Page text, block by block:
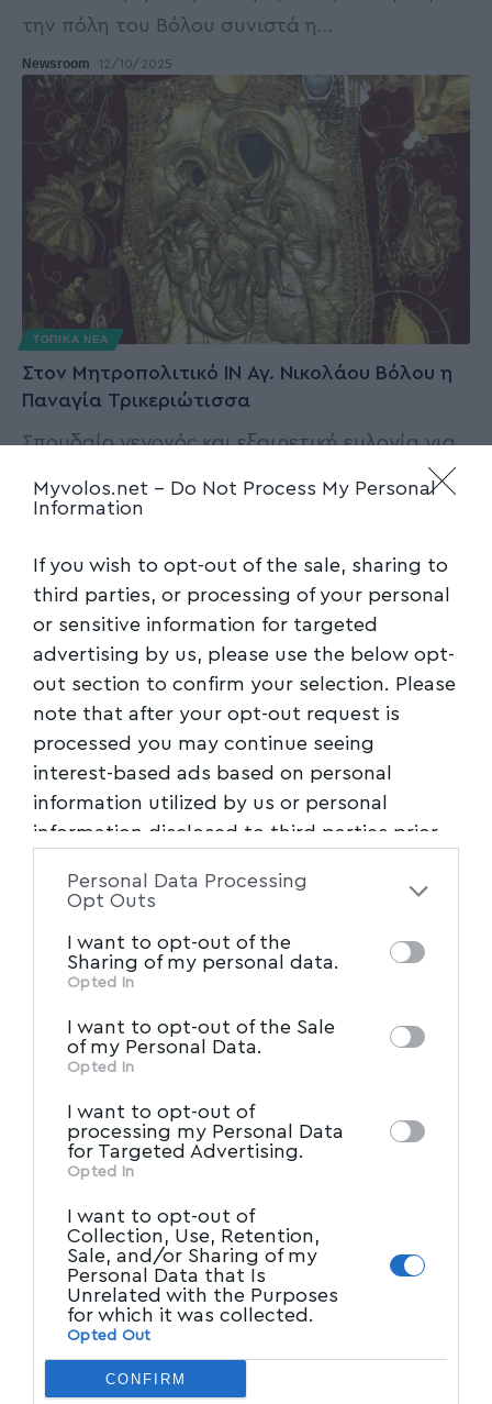
Myvolos.net - Do Not Process My Personal
Information
If you wish to opt-out of the sale, sharing to
third parties, or processing of your personal
or sensitive information for targeted
advertising by us, please use the below opt-
out section to confirm your selection. Please
note that after your opt-out request is
processed you may continue seeing
interest-based ads based on personal
information utilized by us or personal
information disclosed to third parties prior
of the further disclosure of your personal
of downstream participants. This
information may also be disclosed by us to
Participantsthat may further disclose it to
other third parties.
Personal Data Processing
Opt Outs
I want to opt-out of the
Sharing of my personal data.
Opted In
I want to opt-out of the Sale
of my Personal Data.
Opted In
I want to opt-out of
processing my Personal Data
for Targeted Advertising.
Opted In
I want to opt-out of
Collection, Use, Retention,
Sale, and/or Sharing of my
Personal Data that Is
Unrelated with the Purposes
for which it was collected.
Opted Out
CONFIRM
την πόλη του Βόλου συνιστά η…
Newsroom 12/10/2025
ΤΟΠΙΚΑ ΝΕΑ
Στον Μητροπολιτικό ΙΝ Αγ. Νικολάου Βόλου η
Παναγία Τρικεριώτισσα
Σπουδαίο γεγονός και εξαιρετική ευλογία για
Newsroom 08/10/2025
MYVOLOS.NET | ΤΑΥΤΟΤΗΤΑ
ΔΗΛΩΣΗ ΣΥΜΜΟΡΦΩΣΗΣ ΜΕ ΤΗ
ΣΥΣΤΑΣΗ (ΕΕ) 2018/334
ΕΙΔΗΣΕΙΣ
ΠΡΩΤΗ ΣΕΛΙΔΑ
ΤΟΠΙΚΑ ΝΕΑ
ΚΟΙΝΩΝΙΑ
ΠΟΛΙΤΙΚΗ
ΤΑΔΕ ΕΦΗ
ΠΟΛΙΤΙΣΜΟΣ
ΥΓΕΙΑ
ΑΘΛΗΤΙΚΑ
ADVERTORIAL